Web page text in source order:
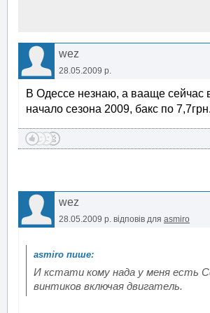
wez
28.05.2009 р.
В Одессе незнаю, а вааще сейчас
начало сезона 2009, бакс по
wez
28.05.2009 р. відповів для asmiro
И кстати кому нада у меня есть
винтиков включая двигатель.